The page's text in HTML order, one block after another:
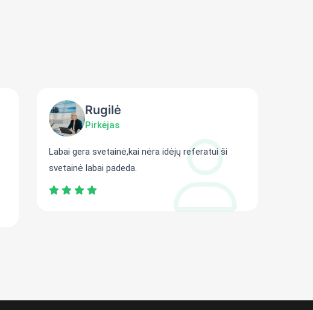
Rugilė
Pirkėjas
Labai gera svetainė,kai nėra idėjų referatui ši
svetainė labai padeda.